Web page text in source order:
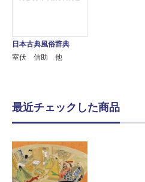
日本古典風俗辞典
室伏 信助 他
最近チェックした商品